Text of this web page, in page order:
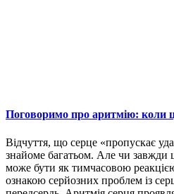
Поговоримо про аритмію: коли
Відчуття, що серце «пропускає
знайоме багатьом. Але чи завжди
може бути як тимчасовою
ознакою серйозних проблем із